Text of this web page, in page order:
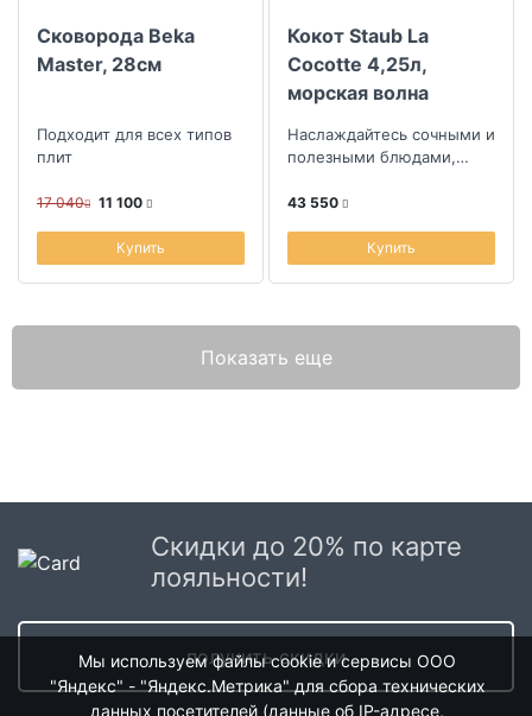
Сковорода Beka
Master, 28см
Подходит для всех типов
плит
17 040 11 100
Купить
Кокот Staub La
Cocotte 4,25л,
морская волна
Наслаждайтесь сочными и
полезными блюдами,
43 550
Купить
Показать еще
Скидки до 20% по карте
лояльности!
получить скидки
Мы используем файлы cookie и сервисы ООО
"Яндекс" - "Яндекс.Метрика" для сбора технических
данных посетителей (данные об IP-адресе,